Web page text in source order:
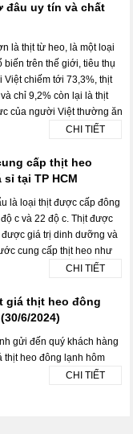
đâu uy tín và chất
là thịt từ heo, là một loại
biến trên thế giới, tiêu thụ
Việt chiếm tới 73,3%, thịt
chỉ 9,2% còn lại là thịt
của người Việt thường ăn
CHI TIẾT
cấp thịt heo
tại TP HCM
là loại thịt được cấp đông
c và 22 độ c. Thịt được
giá trị dinh dưỡng và
cung cấp thịt heo như
CHI TIẾT
giá thịt heo đông
6/2024)
gửi đến quý khách hàng
thịt heo đông lạnh hôm
CHI TIẾT